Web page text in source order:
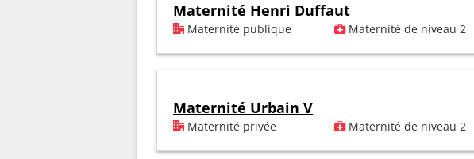
Maternité Henri Duffaut
Maternité publique Maternité de niveau 2
Maternité Urbain V
Maternité privée Maternité de niveau 2